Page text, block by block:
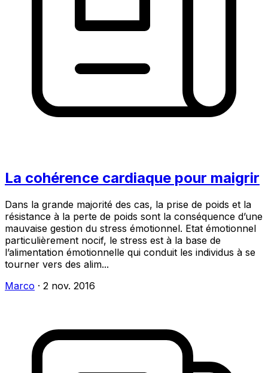
La cohérence cardiaque pour maigrir
Dans la grande majorité des cas, la prise de poids et la
résistance à la perte de poids sont la conséquence d’une
mauvaise gestion du stress émotionnel. Etat émotionnel
particulièrement nocif, le stress est à la base de
l’alimentation émotionnelle qui conduit les individus à se
tourner vers des alim...
Marco · 2 nov. 2016